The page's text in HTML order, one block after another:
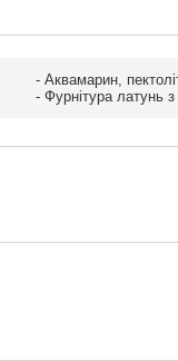
- Аквамарин,
- Фурнітура латунь